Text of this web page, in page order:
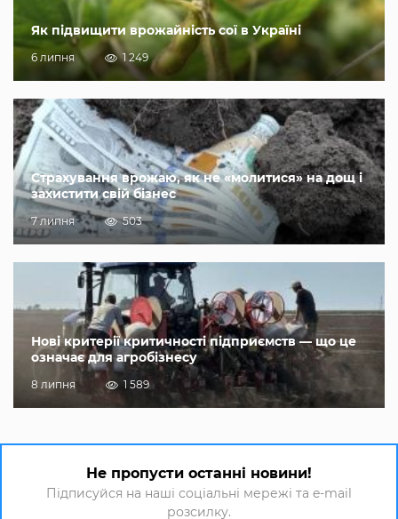
Як підвищити врожайність сої в Україні
6 липня 1 249
Страхування врожаю, як не «молитися» на дощ і
захистити свій бізнес
7 липня 503
Нові критерії критичності підприємств — що це
означає для агробізнесу
8 липня 1 589
Не пропусти останні новини!
Підписуйся на наші соціальні мережі та e-mail
розсилку.